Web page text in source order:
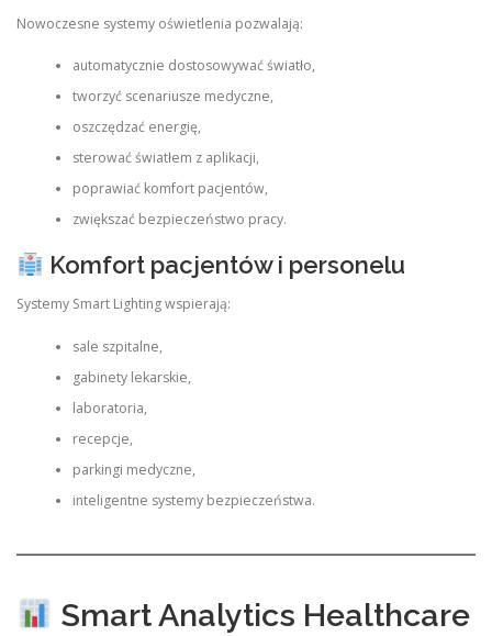
Nowoczesne systemy oświetlenia pozwalają:
automatycznie dostosowywać światło,
tworzyć scenariusze medyczne,
oszczędzać energię,
sterować światłem z aplikacji,
poprawiać komfort pacjentów,
zwiększać bezpieczeństwo pracy.
Komfort pacjentów i personelu
Systemy Smart Lighting wspierają:
sale szpitalne,
gabinety lekarskie,
laboratoria,
recepcje,
parkingi medyczne,
inteligentne systemy bezpieczeństwa.
Smart Analytics Healthcare